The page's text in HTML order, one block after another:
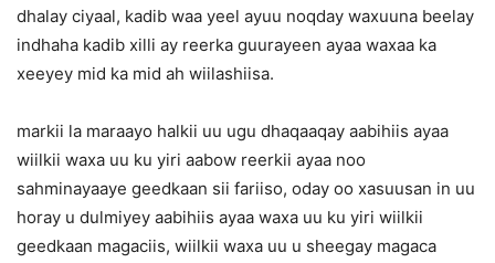
dhalay ciyaal, kadib waa yeel ayuu noqday waxuuna beelay
indhaha kadib xilli ay reerka guurayeen ayaa waxaa ka
xeeyey mid ka mid ah wiilashiisa.
markii la maraayo halkii uu ugu dhaqaaqay aabihiis ayaa
wiilkii waxa uu ku yiri aabow reerkii ayaa noo
sahminayaaye geedkaan sii fariiso, oday oo xasuusan in uu
horay u dulmiyey aabihiis ayaa waxa uu ku yiri wiilkii
geedkaan magaciis, wiilkii waxa uu u sheegay magaca